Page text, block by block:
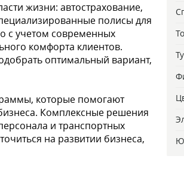
жизни: автострахование,
полисы для
с учетом современных
комфорта клиентов.
оптимальный вариант,
которые помогают
Комплексные решения
и транспортных
на развитии бизнеса,